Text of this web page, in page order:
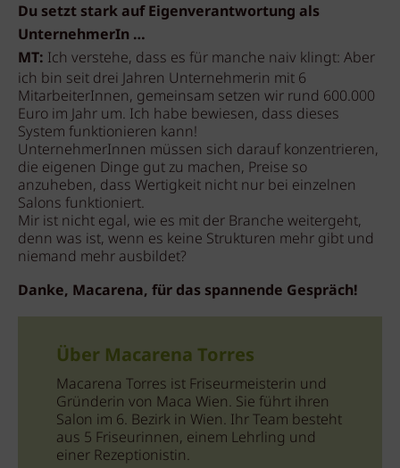
Du setzt stark auf Eigenverantwortung als
UnternehmerIn …
MT: Ich verstehe, dass es für manche naiv klingt: Aber
ich bin seit drei Jahren Unternehmerin mit 6
MitarbeiterInnen, gemeinsam setzen wir rund 600.000
Euro im Jahr um. Ich habe bewiesen, dass dieses
System funktionieren kann!
UnternehmerInnen müssen sich darauf konzentrieren,
die eigenen Dinge gut zu machen, Preise so
anzuheben, dass Wertigkeit nicht nur bei einzelnen
Salons funktioniert.
Mir ist nicht egal, wie es mit der Branche weitergeht,
denn was ist, wenn es keine Strukturen mehr gibt und
niemand mehr ausbildet?
Danke, Macarena, für das spannende Gespräch!
Über Macarena Torres
Macarena Torres ist Friseurmeisterin und
Gründerin von Maca Wien. Sie führt ihren
Salon im 6. Bezirk in Wien. Ihr Team besteht
aus 5 Friseurinnen, einem Lehrling und
einer Rezeptionistin.